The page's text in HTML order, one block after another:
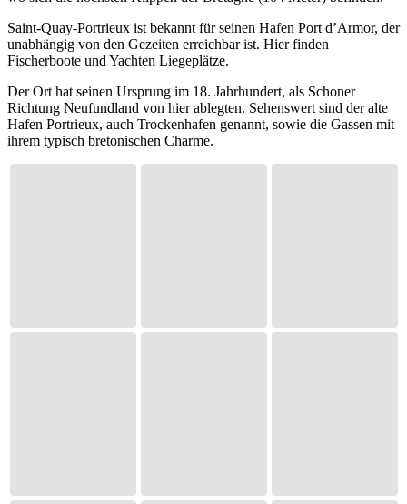
Saint-Quay-Portrieux ist bekannt für seinen Hafen Port d’Armor, der
unabhängig von den Gezeiten erreichbar ist. Hier finden
Fischerboote und Yachten Liegeplätze.
Der Ort hat seinen Ursprung im 18. Jahrhundert, als Schoner
Richtung Neufundland von hier ablegten. Sehenswert sind der alte
Hafen Portrieux, auch Trockenhafen genannt, sowie die Gassen mit
ihrem typisch bretonischen Charme.